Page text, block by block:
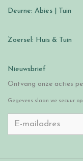
Deurne: Abies | Tuin
Zoersel: Huis & Tuin
Nieuwsbrief
Ontvang onze acties
Gegevens slaan we secuur